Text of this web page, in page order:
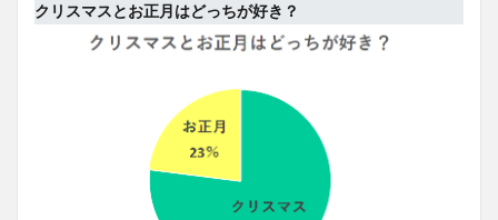
クリスマスとお正月はどっちが好き？